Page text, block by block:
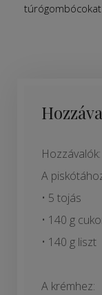
túrógombócokat.
Hozzávalók:
A
• 5 tojás
• 140 g
• 140 g liszt
A krémhez: